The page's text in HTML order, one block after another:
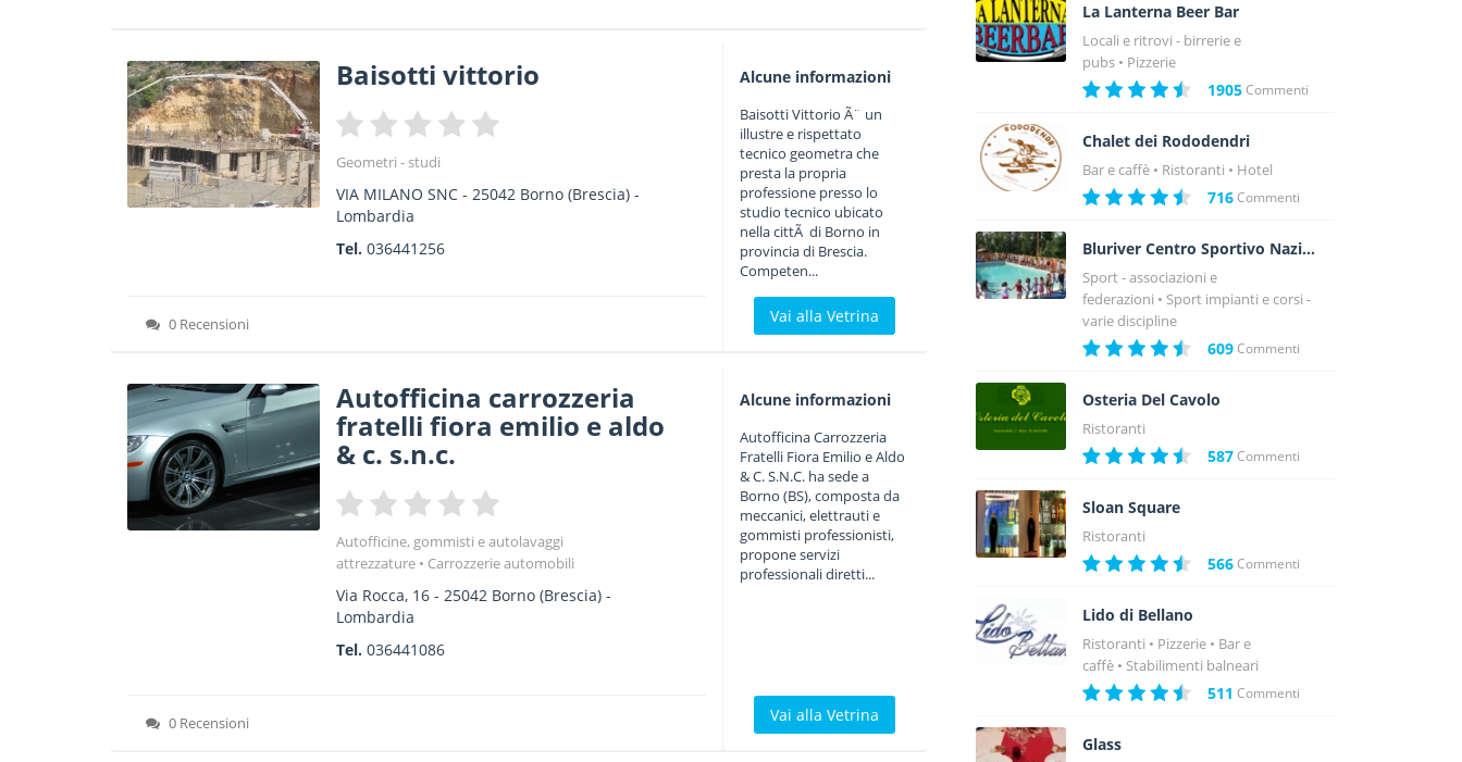
Baisotti vittorio
Geometri - studi
VIA MILANO SNC -25042 Borno (Brescia) -
Lombardia
Tel.036441256
0 Recensioni
Alcune informazioni
Baisotti Vittorio Ã¨ un
illustre e rispettato
tecnico geometra che
presta la propria
professione presso lo
studio tecnico ubicato
nella cittÃ di Borno in
provincia di Brescia.
Competen...
Vai alla Vetrina
Autofficina carrozzeria
fratelli fiora emilio e aldo
& c. s.n.c.
Autofficine, gommisti e autolavaggi
attrezzature
Carrozzerie automobili
Via Rocca, 16 -25042 Borno (Brescia) -
Lombardia
Tel.036441086
0 Recensioni
Alcune informazioni
Autofficina Carrozzeria
Fratelli Fiora Emilio e Aldo
& C. S.N.C. ha sede a
Borno (BS), composta da
meccanici, elettrauti e
gommisti professionisti,
propone servizi
professionali diretti...
Vai alla Vetrina
La Lanterna Beer Bar
Locali e ritrovi - birrerie e
pubs
Pizzerie
1905Commenti
Chalet dei Rododendri
Bar e caffè Ristoranti Hotel
716Commenti
Bluriver Centro Sportivo Nazionale
Sport - associazioni e
federazioni
Sport impianti e corsi -
varie discipline
609Commenti
Osteria Del Cavolo
Ristoranti
587Commenti
Sloan Square
Ristoranti
566Commenti
Lido di Bellano
Ristoranti Pizzerie
Bar e
caffè
Stabilimenti balneari
511 Commenti
Glass